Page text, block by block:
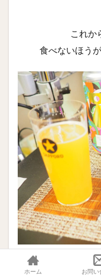
これか
食べないほう
ホーム お問い